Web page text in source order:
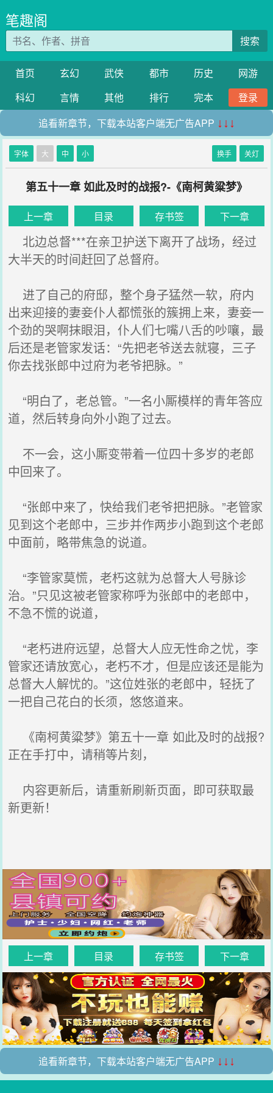
笔趣阁
搜索
首页 玄幻 武侠 都市 历史
网游
科幻
言情 其他 排行 完本
登录
追看新章节，下载本站客户端无广告APP ↓↓↓
字体 大 中 小 换手 关灯
第五十一章 如此及时的战报?-《南柯黄粱梦》
上一章 目录 存书签 下一章
北边总督***在亲卫护送下离开了战场，经过
大半天的时间赶回了总督府。
进了自己的府邸，整个身子猛然一软，府内
出来迎接的妻妾仆人都慌张的簇拥上来，妻妾一
个劲的哭啊抹眼泪，仆人们七嘴八舌的吵嚷，最
后还是老管家发话：“先把老爷送去就寝，三子
你去找张郎中过府为老爷把脉。”
“明白了，老总管。”一名小厮模样的青年答应
道，然后转身向外小跑了过去。
不一会，这小厮变带着一位四十多岁的老郎
中回来了。
“张郎中来了，快给我们老爷把把脉。”老管家
见到这个老郎中，三步并作两步小跑到这个老郎
中面前，略带焦急的说道。
“李管家莫慌，老朽这就为总督大人号脉诊
治。”只见这被老管家称呼为张郎中的老郎中，
不急不慌的说道，
“老朽进府远望，总督大人应无性命之忧，李
管家还请放宽心，老朽不才，但是应该还是能为
总督大人解忧的。”这位姓张的老郎中，轻抚了
一把自己花白的长须，悠悠道来。
《南柯黄粱梦》第五十一章 如此及时的战报?
正在手打中，请稍等片刻，
内容更新后，请重新刷新页面，即可获取最
新更新！
上一章 目录 存书签 下一章
追看新章节，下载本站客户端无广告APP ↓↓↓